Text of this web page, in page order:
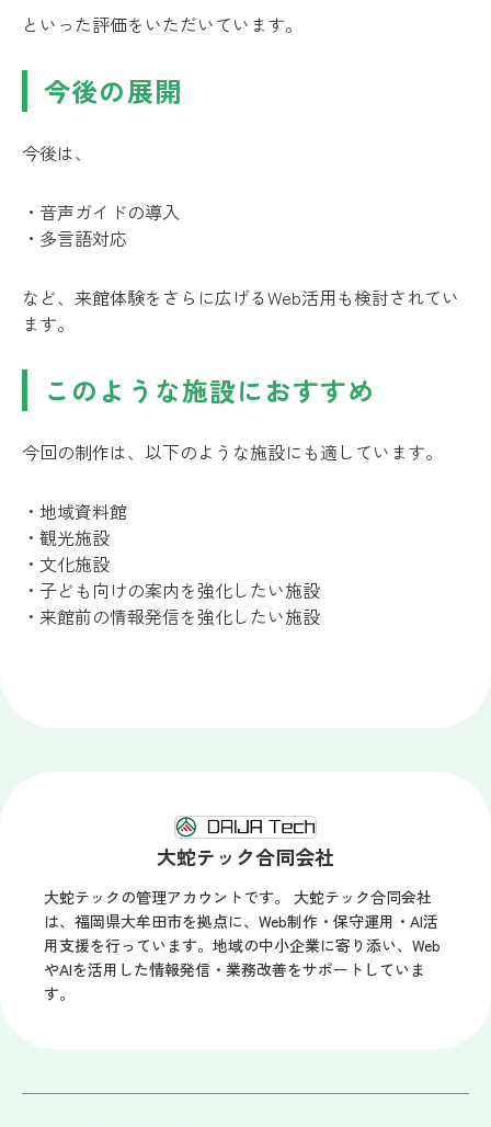
といった評価をいただいています。
今後の展開
今後は、
・音声ガイドの導入
・多言語対応
など、来館体験をさらに広げるWeb活用も検討されてい
ます。
このような施設におすすめ
今回の制作は、以下のような施設にも適しています。
・地域資料館
・観光施設
・文化施設
・子ども向けの案内を強化したい施設
・来館前の情報発信を強化したい施設
大蛇テック合同会社
大蛇テックの管理アカウントです。 大蛇テック合同会社
は、福岡県大牟田市を拠点に、Web制作・保守運用・AI活
用支援を行っています。地域の中小企業に寄り添い、Web
やAIを活用した情報発信・業務改善をサポートしていま
す。